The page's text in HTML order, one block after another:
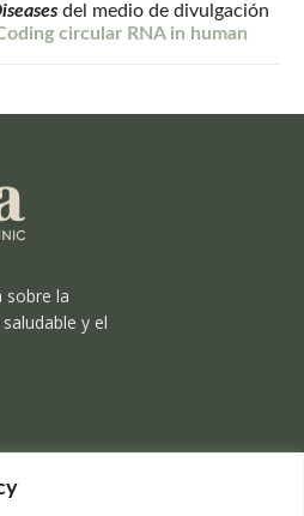
del medio de divulgación
circular RNA in human
sobre la
y el
- 1º